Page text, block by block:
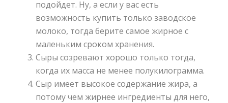
подойдет. Ну, а если у вас есть
возможность купить только заводское
молоко, тогда берите самое жирное с
маленьким сроком хранения.
Сыры созревают хорошо только тогда,
когда их масса не менее полукилограмма.
Сыр имеет высокое содержание жира, а
потому чем жирнее ингредиенты для него,